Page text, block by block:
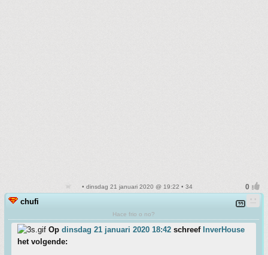
• dinsdag 21 januari 2020 @ 19:22 • 34
chufi
Hace frio o no?
Op dinsdag 21 januari 2020 18:42 schreef InverHouse
het volgende: